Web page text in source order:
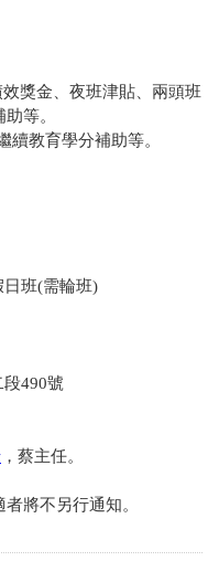
獎金、夜班津貼、兩頭班
等。
續教育學分補助等。
日班(需輪班)
段490號
，蔡主任。
將不另行通知。